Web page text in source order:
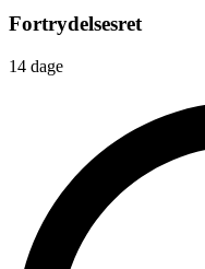
Fortrydelsesret
14 dage